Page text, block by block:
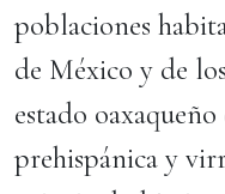
poblaciones
de México y de
estado
prehispánica y